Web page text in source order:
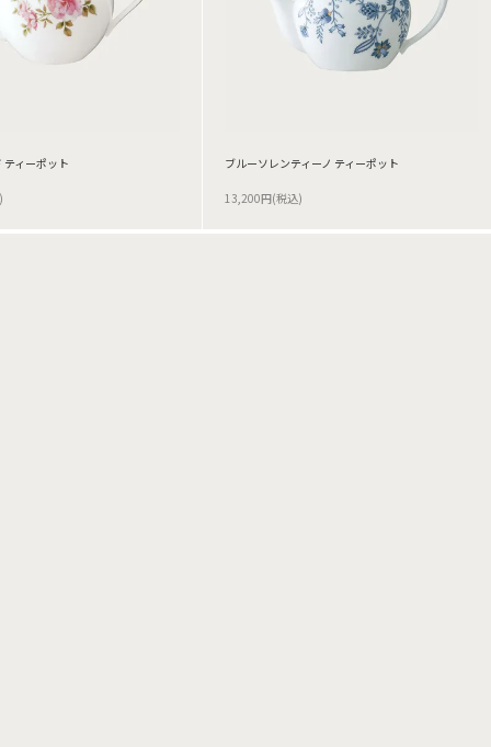
ィーポット ブルーソレンティーノ ティーポット
13,200円(税込)